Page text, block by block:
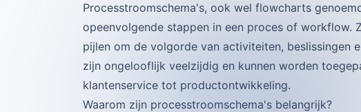
Processtroomschema's, ook wel flowcharts
opeenvolgende stappen in een proces of workflow.
pijlen om de volgorde van activiteiten, beslissingen
zijn ongelooflijk veelzijdig en kunnen worden
klantenservice tot productontwikkeling.
Waarom zijn processtroomschema's belangrijk?